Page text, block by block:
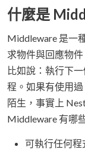
什麼是
Middleware 是一
求物件與回應物
比如說：執行下
程。如果有使用
陌生，事實上
Middleware 有哪
可執行任何程